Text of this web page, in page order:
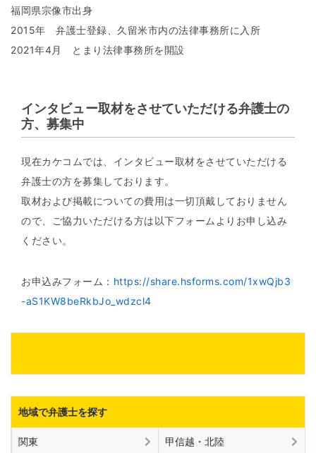
福岡県宗像市出身
2015年 弁護士登録、久留米市内の法律事務所に入所
2021年4月 とまり法律事務所を開設
インタビュー取材をさせていただける弁護士の
方、募集中
現在カケコムでは、インタビュー取材をさせていただける
弁護士の方を募集しております。
取材および掲載についての費用は一切頂戴しておりません
ので、ご協力いただける方は以下フォームよりお申し込み
ください。
お申込みフォーム： https://share.hsforms.com/1xwQjb3
-aS1KW8beRkbJo_wdzcl4
地域で弁護士を探す
関東 甲信越・北陸